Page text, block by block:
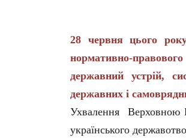
28 червня цього
нормативно-
державний устрій,
державних і
Ухвалення Верховною
українського